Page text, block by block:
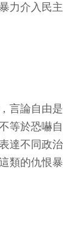
力介入民主
言論自由是
等於恐嚇自
達不同政治
類的仇恨暴